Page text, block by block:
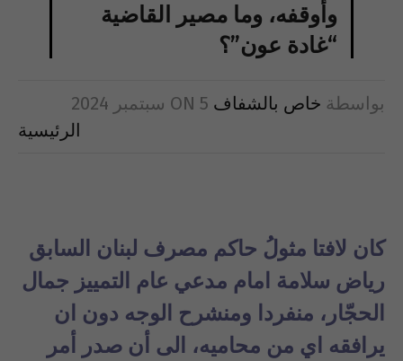
وأوقفه، وما مصير القاضية
“غادة عون”؟
بواسطة خاص بالشفاف ON 5 سبتمبر 2024
الرئيسية
كان لافتا مثولُ حاكم مصرف لبنان السابق
رياض سلامة امام مدعي عام التمييز جمال
الحجّار، منفردا ومنشرح الوجه دون ان
يرافقه اي من محاميه، الى أن صدر أمر